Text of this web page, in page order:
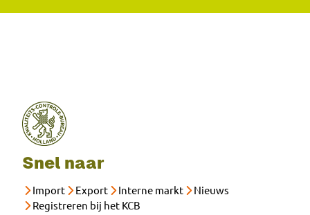
Snel naar
Import Export Interne markt
Nieuws
Registreren bij het KCB